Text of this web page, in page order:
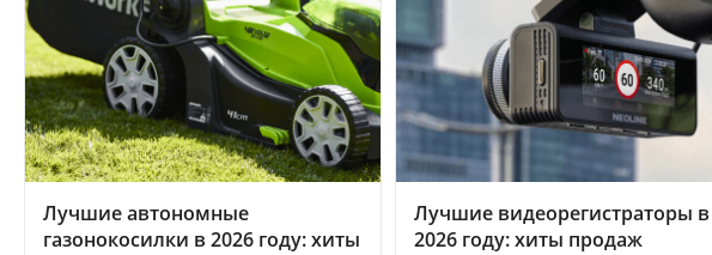
Лучшие автономные
газонокосилки в 2026 году: хиты
Лучшие видеорегистраторы в
2026 году: хиты продаж